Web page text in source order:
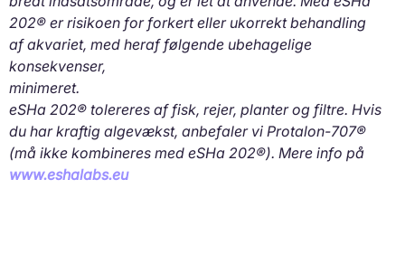
202® er risikoen for forkert eller ukorrekt behandling
af akvariet, med heraf følgende ubehagelige
konsekvenser,
minimeret.
eSHa 202® tolereres af fisk, rejer, planter og filtre. Hvis
du har kraftig algevækst, anbefaler vi Protalon-707®
(må ikke kombineres med eSHa 202®). Mere info på
www.eshalabs.eu